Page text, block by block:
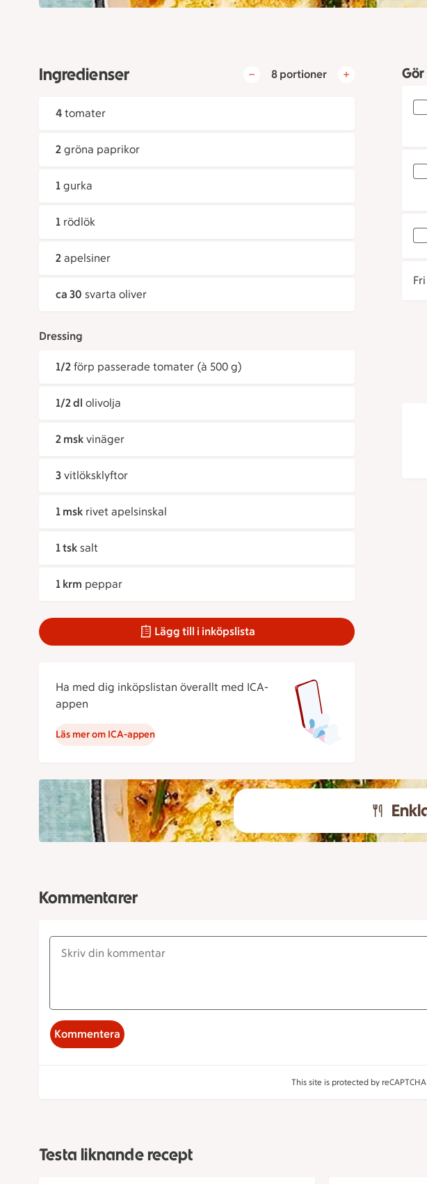
Ingredienser 8 portioner
4 tomater
2 gröna paprikor
1 gurka
1 rödlök
2 apelsiner
ca 30 svarta oliver
Dressing
1/2 förp passerade tomater (à 500 g)
1/2 dl olivolja
2 msk vinäger
3 vitlöksklyftor
1 msk rivet apelsinskal
1 tsk salt
1 krm peppar
Lägg till i inköpslista
Ha med dig inköpslistan överallt med ICA-
appen
Läs mer om ICA-appen
Gör
Kommentarer
Kommentera
This site is protected by
Testa liknande recept